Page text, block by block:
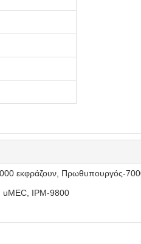
εκφράζουν, Πρωθυπουργός-
uMEC, IPM-9800